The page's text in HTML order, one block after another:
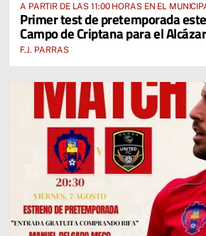
A PARTIR DE LAS 11:00 HORAS EN EL
FUENTE” ANTE EL CUD CRIPTANENSE
Primer test de pretemporada
Campo de Criptana para el
F.J. PARRAS